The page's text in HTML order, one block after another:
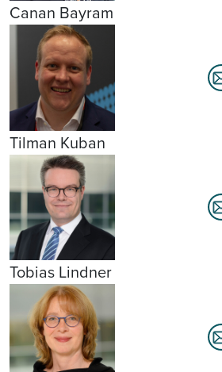
Canan Bayram
Tilman Kuban
Tobias Lindner